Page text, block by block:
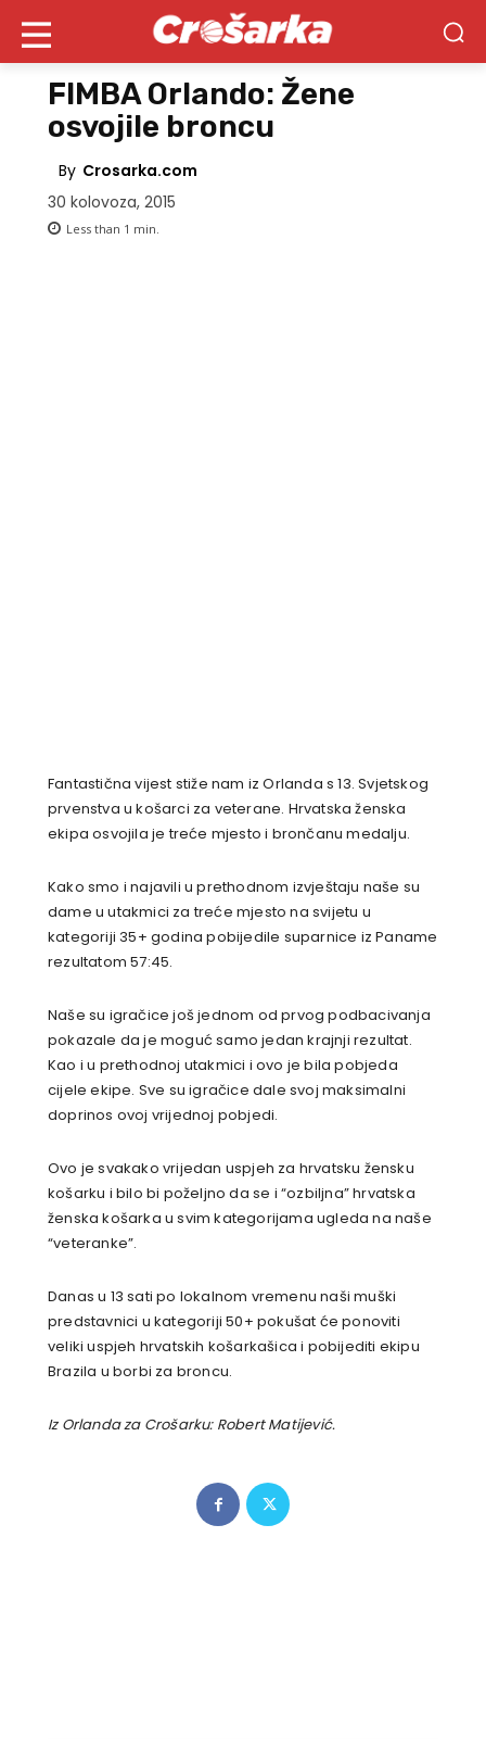
FIMBA Orlando: Žene
osvojile broncu
By Crosarka.com
30 kolovoza, 2015
Less than 1 min.
Fantastična vijest stiže nam iz Orlanda s 13. Svjetskog
prvenstva u košarci za veterane. Hrvatska ženska
ekipa osvojila je treće mjesto i brončanu medalju.
Kako smo i najavili u prethodnom izvještaju naše su
dame u utakmici za treće mjesto na svijetu u
kategoriji 35+ godina pobijedile suparnice iz Paname
rezultatom 57:45.
Naše su igračice još jednom od prvog podbacivanja
pokazale da je moguć samo jedan krajnji rezultat.
Kao i u prethodnoj utakmici i ovo je bila pobjeda
cijele ekipe. Sve su igračice dale svoj maksimalni
doprinos ovoj vrijednoj pobjedi.
Ovo je svakako vrijedan uspjeh za hrvatsku žensku
košarku i bilo bi poželjno da se i “ozbiljna” hrvatska
ženska košarka u svim kategorijama ugleda na naše
“veteranke”.
Danas u 13 sati po lokalnom vremenu naši muški
predstavnici u kategoriji 50+ pokušat će ponoviti
veliki uspjeh hrvatskih košarkašica i pobijediti ekipu
Brazila u borbi za broncu.
Iz Orlanda za Crošarku: Robert Matijević.